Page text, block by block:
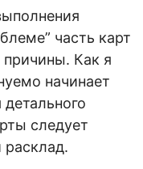
часть карт
Как я
начинает
следует